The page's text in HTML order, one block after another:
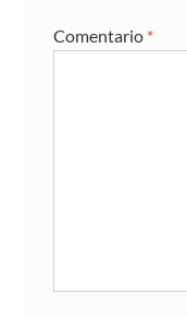
Comentario *